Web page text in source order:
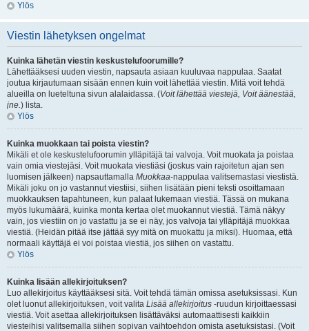
Ylös
Viestin lähetyksen ongelmat
Kuinka lähetän viestin keskustelufoorumille?
Lähettääksesi uuden viestin, napsauta asiaan kuuluvaa nappulaa. Saatat
joutua kirjautumaan sisään ennen kuin voit lähettää viestin. Mitä voit tehdä
alueilla on lueteltuna sivun alalaidassa. (Voit lähettää viestejä, Voit äänestää,
jne.) lista.
Ylös
Kuinka muokkaan tai poista viestin?
Mikäli et ole keskustelufoorumin ylläpitäjä tai valvoja. Voit muokata ja poistaa
vain omia viestejäsi. Voit muokata viestiäsi (joskus vain rajoitetun ajan sen
luomisen jälkeen) napsauttamalla Muokkaa-nappulaa valitsemastasi viestistä.
Mikäli joku on jo vastannut viestiisi, siihen lisätään pieni teksti osoittamaan
muokkauksen tapahtuneen, kun palaat lukemaan viestiä. Tässä on mukana
myös lukumäärä, kuinka monta kertaa olet muokannut viestiä. Tämä näkyy
vain, jos viestiin on jo vastattu ja se ei näy, jos valvoja tai ylläpitäjä muokkaa
viestiä. (Heidän pitää itse jättää syy mitä on muokattu ja miksi). Huomaa, että
normaali käyttäjä ei voi poistaa viestiä, jos siihen on vastattu.
Ylös
Kuinka lisään allekirjoituksen?
Luo allekirjoitus käyttääksesi sitä. Voit tehdä tämän omissa asetuksissasi. Kun
olet luonut allekirjoituksen, voit valita Lisää allekirjoitus -ruudun kirjoittaessasi
viestiä. Voit asettaa allekirjoituksen lisättäväksi automaattisesti kaikkiin
viesteihisi valitsemalla siihen sopivan vaihtoehdon omista asetuksistasi. (Voit